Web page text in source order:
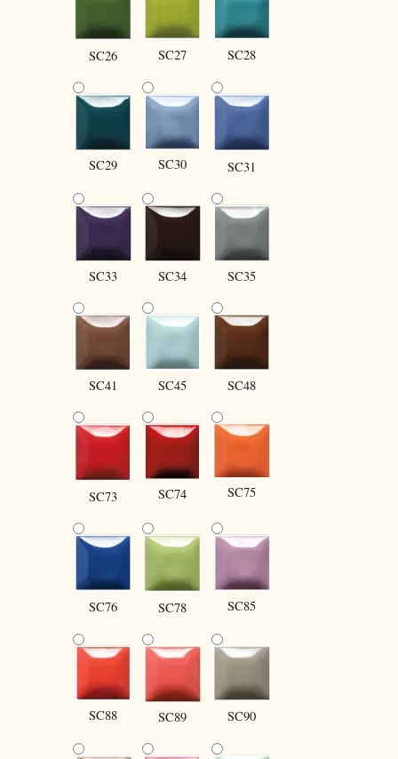
SC26 SC27 SC28
SC29 SC30 SC31
SC33 SC34 SC35
SC41 SC45 SC48
SC73 SC74 SC75
SC76 SC78 SC85
SC88 SC89 SC90